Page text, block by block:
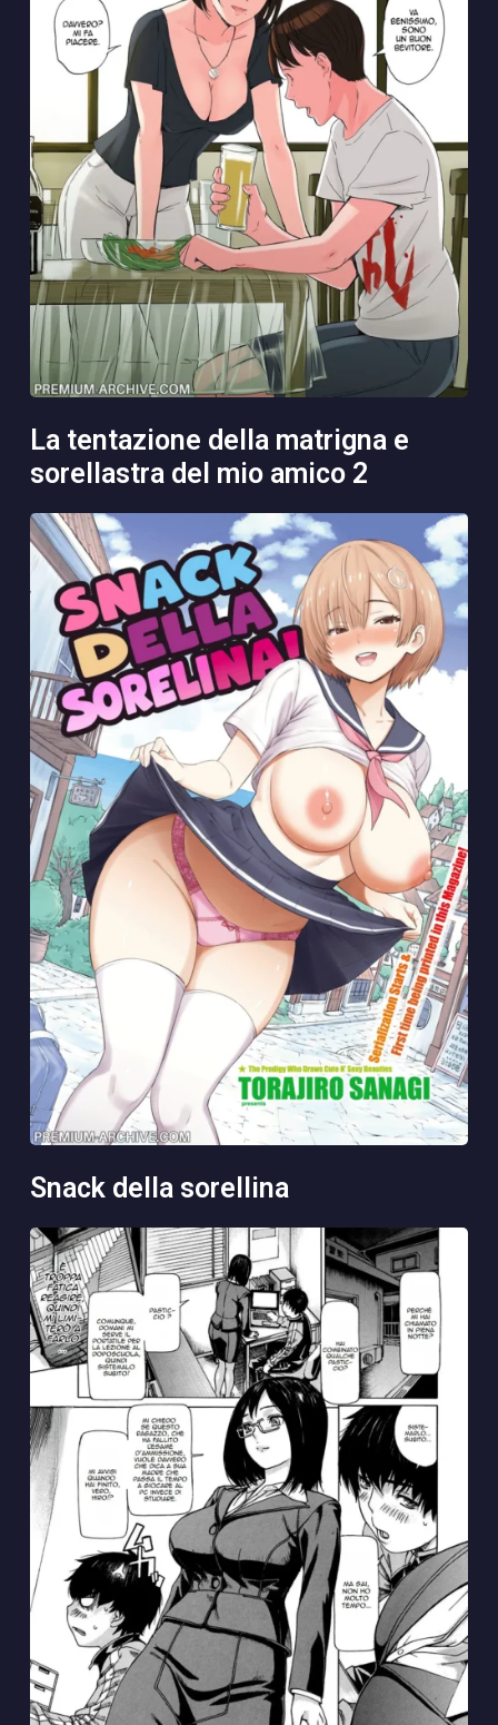
la tentazione della matrigna e
sorellastra del mio amico 2
snack della sorellina